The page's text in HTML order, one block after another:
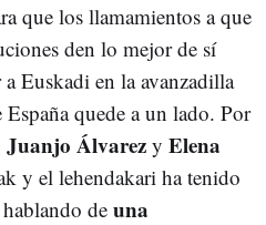
que los llamamientos a que
den lo mejor de sí
Euskadi en la avanzadilla
quede a un lado. Por
Juanjo Álvarez y Elena
y el lehendakari ha tenido
de una